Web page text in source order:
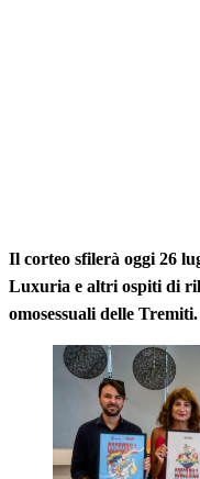
Il corteo sfilerà oggi 26
Luxuria e altri ospiti di
omosessuali delle Tremiti.